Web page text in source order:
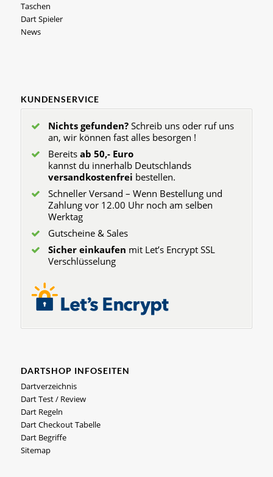
Taschen
Dart Spieler
News
KUNDENSERVICE
Nichts gefunden?Schreib uns oder ruf uns
an, wir können fast alles besorgen !
Bereits ab 50,- Euro
kannst du innerhalb Deutschlands
versandkostenfrei bestellen.
Schneller Versand – Wenn Bestellung und
Zahlung vor 12.00 Uhr noch am selben
Werktag
Gutscheine & Sales
Sicher einkaufen mit Let’s Encrypt SSL
Verschlüsselung
DARTSHOP INFOSEITEN
Dartverzeichnis
Dart Test / Review
Dart Regeln
Dart Checkout Tabelle
Dart Begriffe
Sitemap